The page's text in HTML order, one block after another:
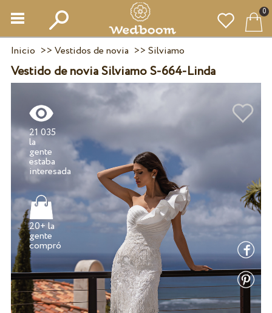
0
Inicio >> Vestidos de novia >> Silviamo
Vestido de novia Silviamo S-664-Linda
21 035
la
gente
estaba
20+ la
gente